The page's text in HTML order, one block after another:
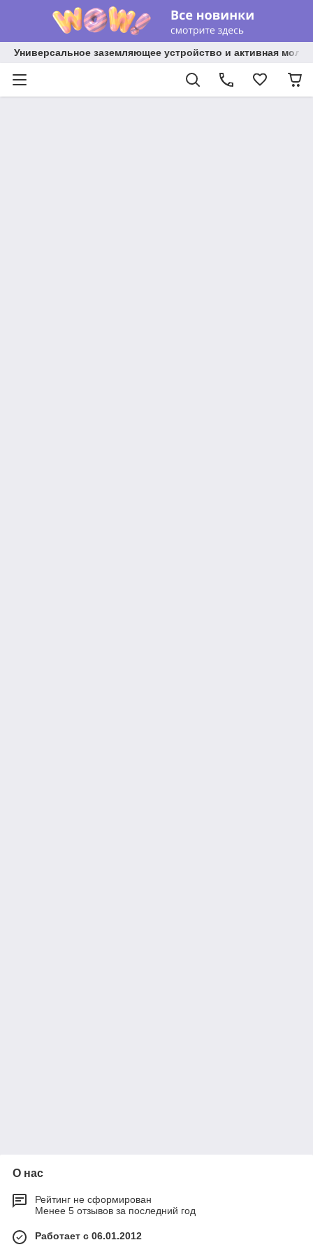
Универсальное заземляющее устройство и активная
О нас
Рейтинг не сформирован
Менее 5 отзывов за последний год
Работает с 06.01.2012